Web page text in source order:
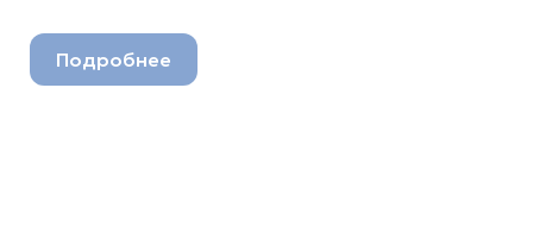
Подробнее